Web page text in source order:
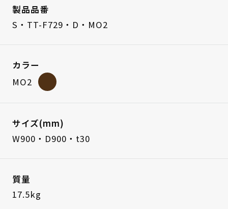
製品品番
S・TT-F729・D・MO2
カラー
MO2
サイズ(mm)
W900・D900・t30
質量
17.5kg